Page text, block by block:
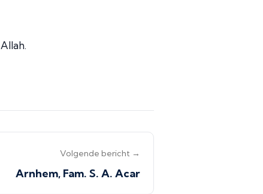
Volgende bericht →
Arnhem, Fam. S. A. Acar